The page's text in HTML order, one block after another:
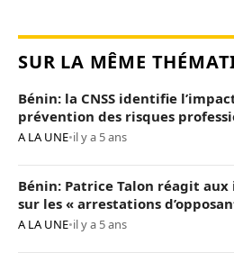
SUR LA MÊME
Bénin: la CNSS identifie
prévention des risques
A LA UNE•il y a 5 ans
Bénin: Patrice Talon réagit aux
sur les « arrestations
A LA UNE•il y a 5 ans